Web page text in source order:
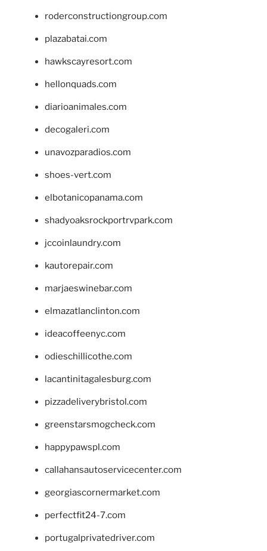
roderconstructiongroup.com
plazabatai.com
hawkscayresort.com
hellonquads.com
diarioanimales.com
decogaleri.com
unavozparadios.com
shoes-vert.com
elbotanicopanama.com
shadyoaksrockportrvpark.com
jccoinlaundry.com
kautorepair.com
marjaeswinebar.com
elmazatlanclinton.com
ideacoffeenyc.com
odieschillicothe.com
lacantinitagalesburg.com
pizzadeliverybristol.com
greenstarsmogcheck.com
happypawspl.com
callahansautoservicecenter.com
georgiascornermarket.com
perfectfit24-7.com
portugalprivatedriver.com